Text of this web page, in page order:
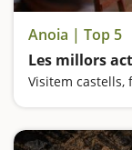
Anoia | Top 5
Les millors